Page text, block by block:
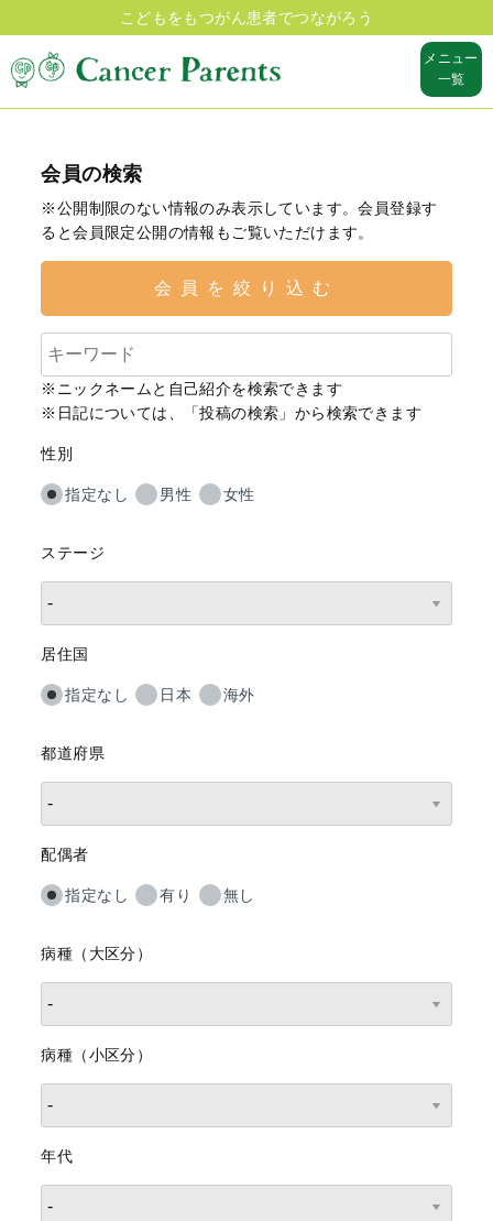
こどもをもつがん患者でつながろう
メニュー
一覧
会員の検索
※公開制限のない情報のみ表示しています。会員登録す
ると会員限定公開の情報もご覧いただけます。
会員を絞り込む
※ニックネームと自己紹介を検索できます
※日記については、「投稿の検索」から検索できます
性別
指定なし 男性 女性
ステージ
居住国
指定なし 日本 海外
都道府県
配偶者
指定なし 有り 無し
病種（大区分）
病種（小区分）
年代